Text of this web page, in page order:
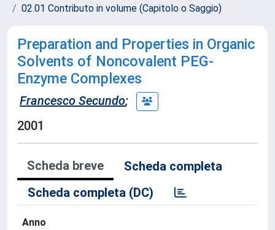
02.01 Contributo in volume (Capitolo o Saggio)
Preparation and Properties in Organic
Solvents of Noncovalent PEG-
Enzyme Complexes
Francesco Secundo;
2001
Scheda breve
Scheda completa
Scheda completa (DC)
Anno